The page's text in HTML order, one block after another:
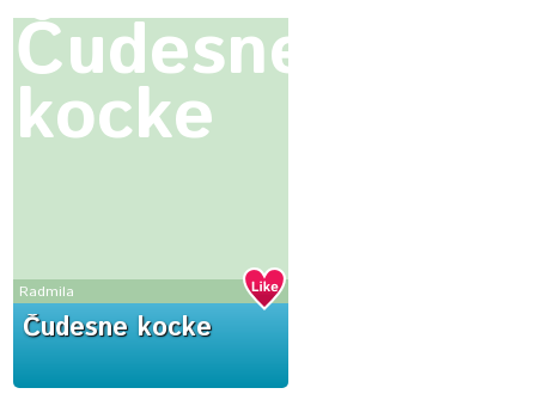
Čudesne
kocke
Radmila
Čudesne kocke